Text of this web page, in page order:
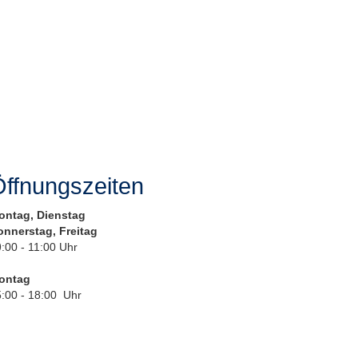
Dienstag
Freitag
- 11:00 Uhr
- 18:00 Uhr